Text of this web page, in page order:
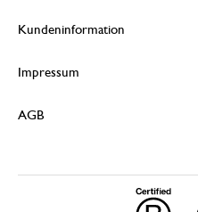
Kundeninformation
Impressum
AGB